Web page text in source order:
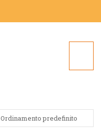
Ordinamento predefinito